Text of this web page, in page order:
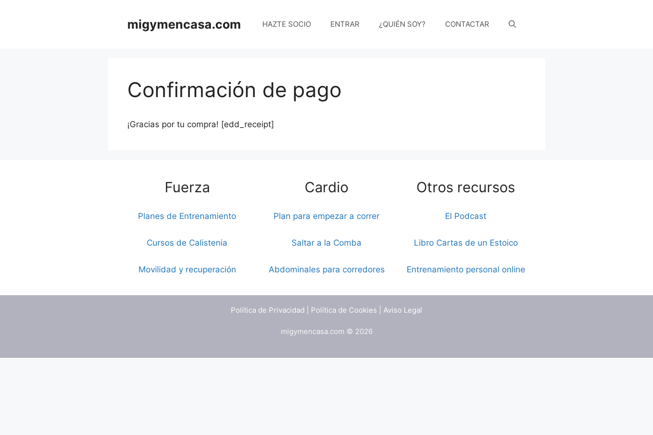
migymencasa.com HAZTE SOCIO ENTRAR ¿QUIÉN SOY? CONTACTAR
Confirmación de pago
¡Gracias por tu compra! [edd_receipt]
Fuerza
Planes de Entrenamiento
Cursos de Calistenia
Movilidad y recuperación
Cardio
Plan para empezar a correr
Saltar a la Comba
Abdominales para corredores
Otros recursos
El Podcast
Libro Cartas de un Estoico
Entrenamiento personal online
Política de Privacidad Política de Cookies Aviso Legal
migymencasa.com © 2026